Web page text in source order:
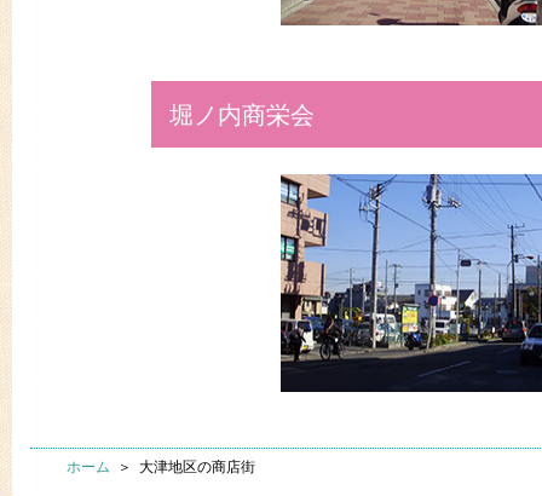
堀ノ内商栄会
ホーム ＞ 大津地区の商店街